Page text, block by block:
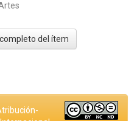
del ítem